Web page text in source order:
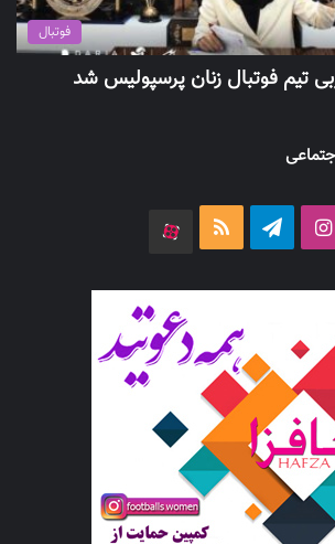
فوتبال
تیم فوتبال زنان پرسپولیس شد
اینستاگرامتلگرام خوراک